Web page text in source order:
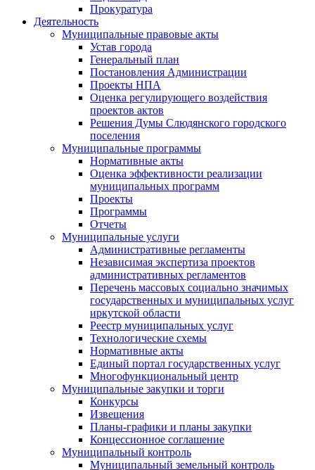
Прокуратура
Деятельность
Муниципальные правовые акты
Устав города
Генеральный план
Постановления Администрации
Проекты НПА
Оценка регулирующего воздействия
проектов актов
Решения Думы Слюдянского городского
поселения
Муниципальные программы
Нормативные акты
Оценка эффективности реализации
муниципальных программ
Проекты
Программы
Отчеты
Муниципальные услуги
Административные регламенты
Независимая экспертиза проектов
административных регламентов
Перечень массовых социально значимых
государственных и муниципальных услуг
иркутской области
Реестр муниципальных услуг
Технологические схемы
Нормативные акты
Единый портал государственных услуг
Многофункциональный центр
Муниципальные закупки и торги
Конкурсы
Извещения
Планы-графики и планы закупки
Концессионное соглашение
Муниципальный контроль
Муниципальный земельный контроль